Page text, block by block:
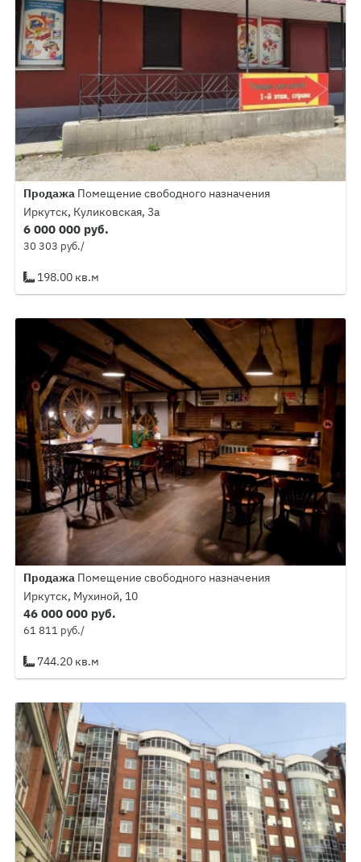
Продажа Помещение свободного назначения
Иркутск, Куликовская, 3а
6 000 000 руб.
30 303 руб./
198.00 кв.м
Продажа Помещение свободного назначения
Иркутск, Мухиной, 10
46 000 000 руб.
61 811 руб./
744.20 кв.м